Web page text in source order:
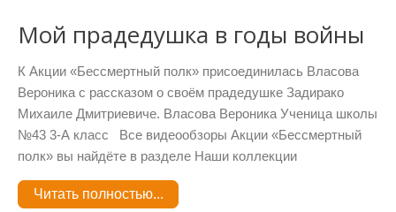
Мой прадедушка в годы войны
К Акции «Бессмертный полк» присоединилась Власова
Вероника с рассказом о своём прадедушке Задирако
Михаиле Дмитриевиче. Власова Вероника Ученица школы
№43 3-А класс Все видеообзоры Акции «Бессмертный
полк» вы найдёте в разделе Наши коллекции
Читать полностью...